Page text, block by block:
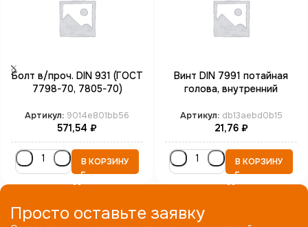
Болт в/проч. DIN 931 (ГОСТ
7798-70, 7805-70)
кл.пр.10.9 бп
Артикул: 9014e801bb56
571,54 ₽
В КОРЗИНУ
Винт DIN 7991 потайная
голова, внутренний
10.9 бп
Артикул: db13aebd0b15
21,76 ₽
В КОРЗИНУ
Просто оставьте заявку